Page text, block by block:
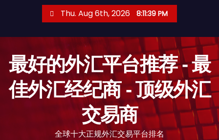
Thu. Aug 6th, 2026 8:11:40 PM
最好的外汇平台推荐 - 最
佳外汇经纪商 - 顶级外汇
交易商
全球十大正规外汇交易平台排名